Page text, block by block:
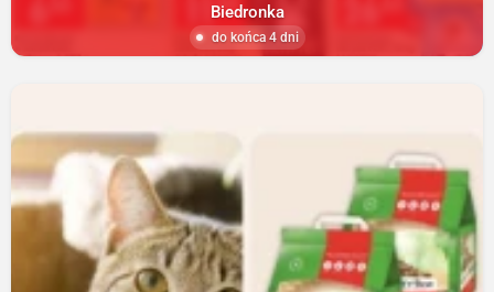
Biedronka
do końca 4 dni